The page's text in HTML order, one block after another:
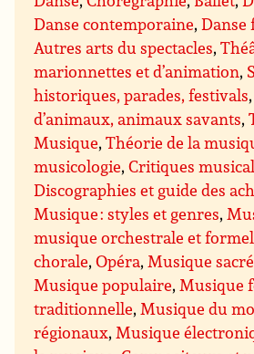
Danse contemporaine,
Autres arts du spectacles,
marionnettes et d’animation,
historiques, parades, festivals,
d’animaux, animaux savants,
Musique,Théorie de la
musicologie,Critiques
Discographies et guide des
Musique : styles et genres,
musique orchestrale et
chorale,Opéra,Musique
Musique populaire,Musique
traditionnelle,Musique du
régionaux,Musique